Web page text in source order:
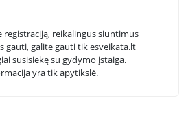
registraciją, reikalingus siuntimus
gauti, galite gauti tik esveikata.lt
susisiekę su gydymo įstaiga.
yra tik apytikslė.